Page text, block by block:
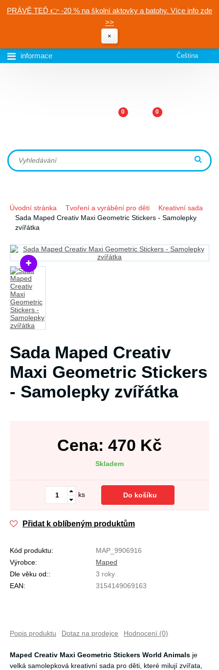
PRÁVĚ TEĎ 👉 -20 % na školní aktovky a batohy. Více info zde
>>
×
informace Čeština
0 0
Úvodní stránka Tvoření a vyrábění pro děti
Kreativní sada
Sada Maped Creativ Maxi Geometric Stickers - Samolepky
zvířátka
Sada Maped Creativ
Maxi Geometric Stickers
- Samolepky zvířátka
Cena: 470 Kč
Skladem
ks Do košíku
Přidat k oblíbeným produktům
Kód produktu:
MAP_9906916
Výrobce:
Maped
Dle věku od::
3 roky
EAN:
3154149069163
Popis produktu Dotaz na prodejce Hodnocení (0)
Maped Creativ Maxi Geometric Stickers World Animals je
velká samolepková kreativní sada pro děti, které milují zvířata,